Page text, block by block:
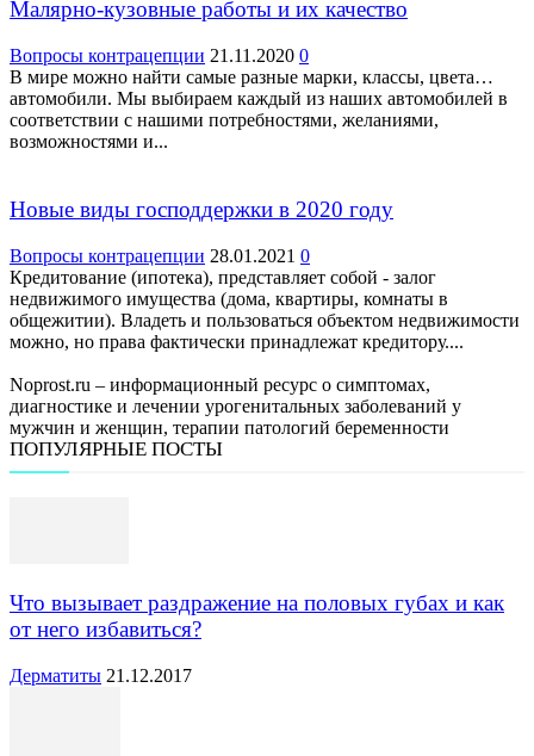
Малярно-кузовные работы и их качество
Вопросы контрацепции 21.11.2020 0
В мире можно найти самые разные марки, классы, цвета…
автомобили. Мы выбираем каждый из наших автомобилей в
соответствии с нашими потребностями, желаниями,
возможностями и...
Новые виды господдержки в 2020 году
Вопросы контрацепции 28.01.2021 0
Кредитование (ипотека), представляет собой - залог
недвижимого имущества (дома, квартиры, комнаты в
общежитии). Владеть и пользоваться объектом недвижимости
можно, но права фактически принадлежат кредитору....
Noprost.ru – информационный ресурс о симптомах,
диагностике и лечении урогенитальных заболеваний у
мужчин и женщин, терапии патологий беременности
ПОПУЛЯРНЫЕ ПОСТЫ
Что вызывает раздражение на половых губах и как
от него избавиться?
Дерматиты 21.12.2017